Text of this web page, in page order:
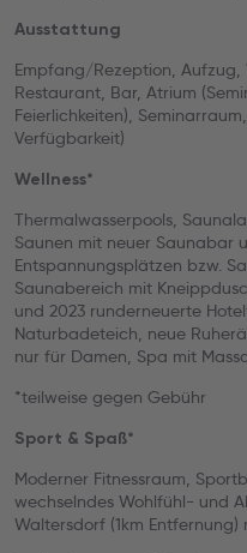
Ausstattung
Empfang/Rezeption, Aufzug,
Restaurant, Bar, Atrium
Feierlichkeiten),
Verfügbarkeit)
Wellness*
Thermalwasserpools,
Saunen mit neuer Saunabar
Entspannungsplätzen bzw.
Saunabereich mit
und 2023 runderneuerte
Naturbadeteich, neue
nur für Damen, Spa mit
*teilweise gegen Gebühr
Sport & Spaß*
Moderner Fitnessraum,
wechselndes Wohlfühl- und
Waltersdorf (1km